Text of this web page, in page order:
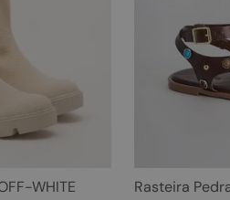
WHITE Rasteira